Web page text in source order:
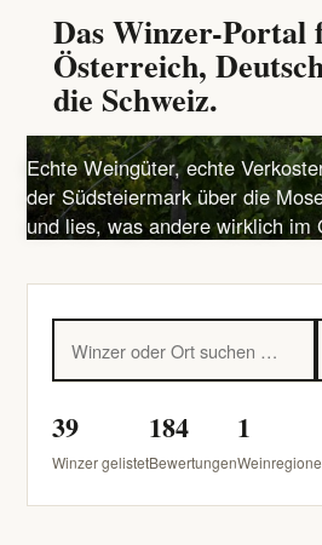
Das Winzer-Portal
Österreich,
die Schweiz.
Echte Weingüter, echte
der Südsteiermark über die
und lies, was andere wirklich im
39
Winzer gelistet
184
Bewertungen
1